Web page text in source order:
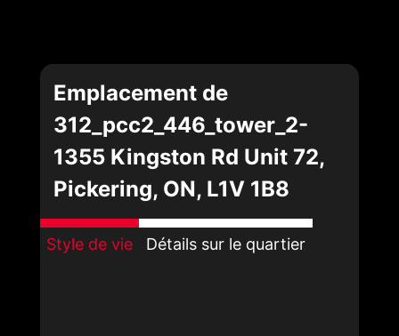
Emplacement de
312_pcc2_446_tower_2-
1355 Kingston Rd Unit 72,
Pickering, ON, L1V 1B8
Style de vie Détails sur le quartier